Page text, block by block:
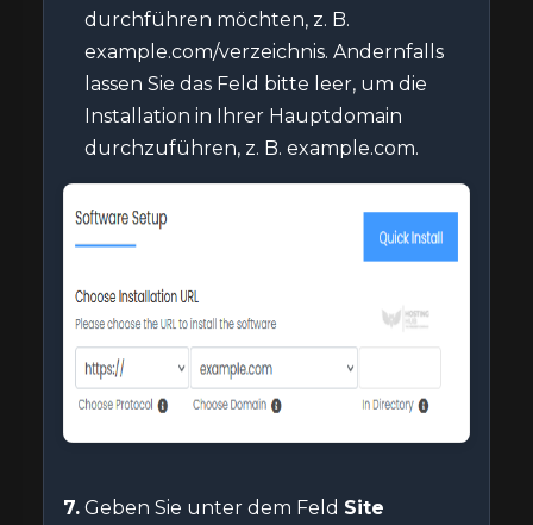
durchführen möchten, z. B.
example.com/verzeichnis. Andernfalls
lassen Sie das Feld bitte leer, um die
Installation in Ihrer Hauptdomain
durchzuführen, z. B. example.com.
7. Geben Sie unter dem Feld Site